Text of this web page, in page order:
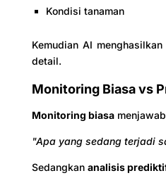
Kondisi tanaman
Kemudian AI
detail.
Monitoring Biasa vs
Monitoring biasa
"Apa yang sedang terjadi
Sedangkan analisis